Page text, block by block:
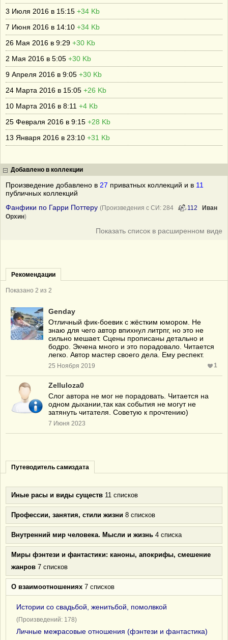
3 Июля 2016 в 15:15 +34 Kb
7 Июня 2016 в 14:10 +34 Kb
26 Мая 2016 в 9:29 +30 Kb
2 Мая 2016 в 5:05 +30 Kb
9 Апреля 2016 в 9:05 +30 Kb
24 Марта 2016 в 15:05 +26 Kb
10 Марта 2016 в 8:11 +4 Kb
25 Февраля 2016 в 9:15 +28 Kb
13 Января 2016 в 23:10 +31 Kb
Добавлено в коллекции
Произведение добавлено в 27 приватных коллекций и в 11
публичных коллекций
Фанфики по Гарри Поттеру (Произведения с СИ: 284 112
Иван
Орхин)
Показать список в расширенном виде
Рекомендации
Показано 2 из 2
Genday
Отличный фик-боевик с жёстким юмором. Не
знаю для чего автор впихнул литрпг, но это не
сильно мешает. Сцены прописаны детально и
бодро. Экчена много и это порадовало. Читается
легко. Автор мастер своего дела. Ему респект.
25 Ноября 2019 1
Zelluloza0
Слог автора не мог не порадовать. Читается на
одном дыхании,так как события не могут не
затянуть читателя. Советую к прочтению)
7 Июня 2023
Путеводитель самиздата
Иные расы и виды существ 11 списков
Профессии, занятия, стили жизни 8 списков
Внутренний мир человека. Мысли и жизнь 4 списка
Миры фэнтези и фантастики: каноны, апокрифы, смешение
жанров 7 списков
О взаимоотношениях 7 списков
Истории со свадьбой, женитьбой, помолвкой
(Произведений: 178)
Личные межрасовые отношения (фэнтези и фантастика)